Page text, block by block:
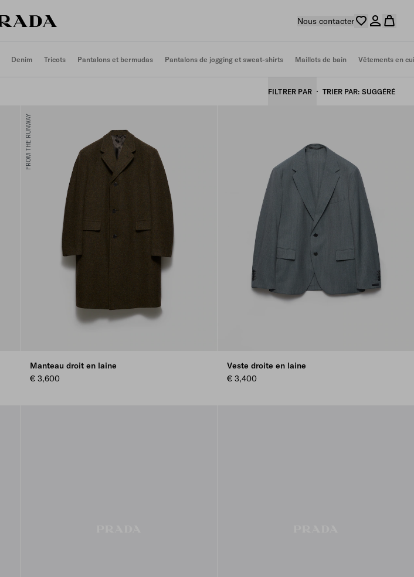
Nous contacter
Denim Tricots Pantalons et bermudas Pantalons de jogging et sweat-shirts Maillots de bain Vêtements en
FILTRER PAR TRIER PAR SUGGÉRÉ
FROM THE RUNWAY
Manteau droit en laine
€ 3,600
Veste droite en laine
€ 3,400